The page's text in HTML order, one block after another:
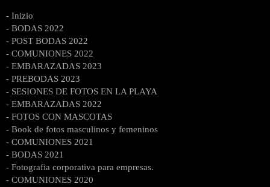
- Inizio
- BODAS 2022
- POST BODAS 2022
- COMUNIONES 2022
- EMBARAZADAS 2023
- PREBODAS 2023
- SESIONES DE FOTOS EN LA PLAYA
- EMBARAZADAS 2022
- FOTOS CON MASCOTAS
- Book de fotos masculinos y femeninos
- COMUNIONES 2021
- BODAS 2021
- Fotografia corporativa para empresas.
- COMUNIONES 2020